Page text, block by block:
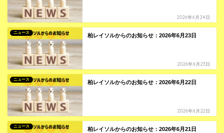
2026年6月24日
ニュース 柏レイソルからのお知らせ：2026年6月23日
2026年6月23日
ニュース 柏レイソルからのお知らせ：2026年6月22日
2026年6月22日
ニュース 柏レイソルからのお知らせ：2026年6月21日